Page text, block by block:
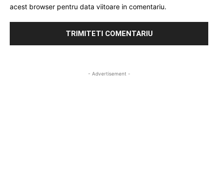
acest browser pentru data viitoare in comentariu.
- Advertisement -